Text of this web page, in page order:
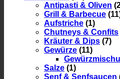
Antipasti & Oliven
Grill & Barbecue
Aufstriche (1)
Chutneys & Confits
Kräuter & Dips (7)
Gewürze (11)
Salze (1)
Senf & Senfsaucen